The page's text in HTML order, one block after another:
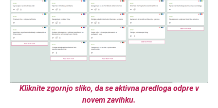
Kliknite zgornjo sliko, da se aktivna predloga odpre v
novem zavihku.